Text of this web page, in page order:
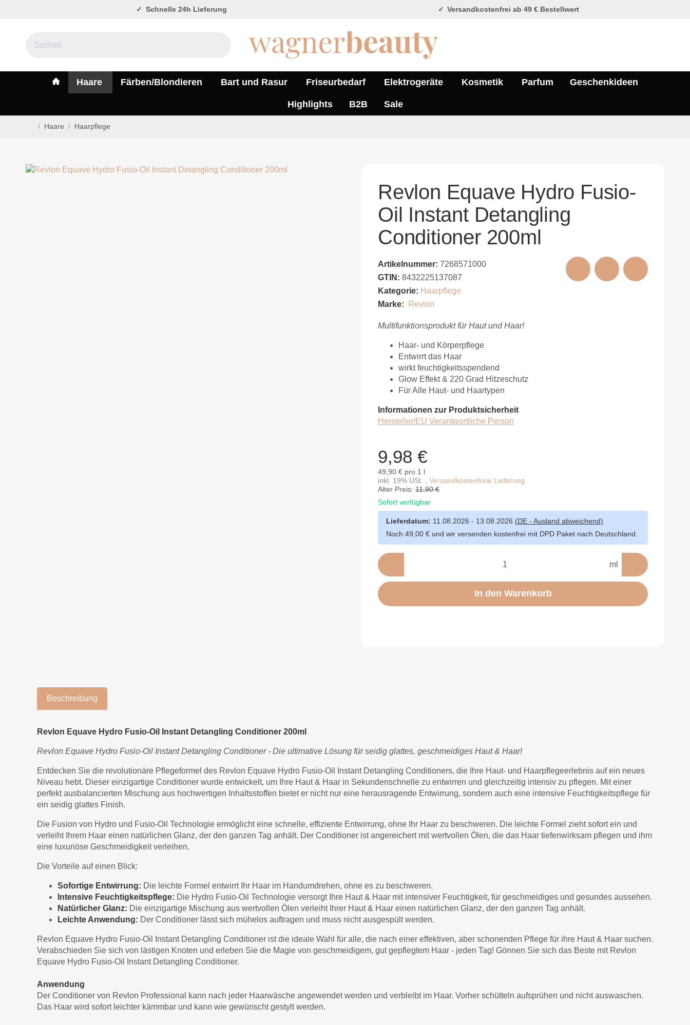
Schnelle 24h Lieferung Versandkostenfrei ab 49 € Bestellwert
#custom.linkHome#
Haare Färben/Blondieren Bart und Rasur Friseurbedarf Elektrogeräte Kosmetik Parfum Geschenkideen
Highlights B2B Sale
/ Haare / Haarpflege
Revlon Equave Hydro Fusio-
Oil Instant Detangling
Conditioner 200ml
Artikelnummer: 7268571000
GTIN: 8432225137087
Kategorie: Haarpflege
Marke:
Revlon
Multifunktionsprodukt für Haut und Haar!
Haar- und Körperpflege
Entwirrt das Haar
wirkt feuchtigkeitsspendend
Glow Effekt & 220 Grad Hitzeschutz
Für Alle Haut- und Haartypen
Informationen zur Produktsicherheit
Hersteller/EU Verantwortliche Person
9,98 €
49,90 € pro 1 l
inkl. 19% USt. , Versandkostenfreie Lieferung
Alter Preis: 11,90 €
Sofort verfügbar
Lieferdatum: 11.08.2026 - 13.08.2026 (DE - Ausland abweichend)
Noch 49,00 € und wir versenden kostenfrei mit DPD Paket nach Deutschland.
ml
In den Warenkorb
Beschreibung
Revlon Equave Hydro Fusio-Oil Instant Detangling Conditioner 200ml
Revlon Equave Hydro Fusio-Oil Instant Detangling Conditioner - Die ultimative Lösung für seidig glattes, geschmeidiges Haut & Haar!
Entdecken Sie die revolutionäre Pflegeformel des Revlon Equave Hydro Fusio-Oil Instant Detangling Conditioners, die Ihre Haut- und Haarpflegeerlebnis auf ein neues
Niveau hebt. Dieser einzigartige Conditioner wurde entwickelt, um Ihre Haut & Haar in Sekundenschnelle zu entwirren und gleichzeitig intensiv zu pflegen. Mit einer
perfekt ausbalancierten Mischung aus hochwertigen Inhaltsstoffen bietet er nicht nur eine herausragende Entwirrung, sondern auch eine intensive Feuchtigkeitspflege für
ein seidig glattes Finish.
Die Fusion von Hydro und Fusio-Oil Technologie ermöglicht eine schnelle, effiziente Entwirrung, ohne Ihr Haar zu beschweren. Die leichte Formel zieht sofort ein und
verleiht Ihrem Haar einen natürlichen Glanz, der den ganzen Tag anhält. Der Conditioner ist angereichert mit wertvollen Ölen, die das Haar tiefenwirksam pflegen und ihm
eine luxuriöse Geschmeidigkeit verleihen.
Die Vorteile auf einen Blick:
Sofortige Entwirrung: Die leichte Formel entwirrt Ihr Haar im Handumdrehen, ohne es zu beschweren.
Intensive Feuchtigkeitspflege: Die Hydro Fusio-Oil Technologie versorgt Ihre Haut & Haar mit intensiver Feuchtigkeit, für geschmeidiges und gesundes aussehen.
Natürlicher Glanz: Die einzigartige Mischung aus wertvollen Ölen verleiht Ihrer Haut & Haar einen natürlichen Glanz, der den ganzen Tag anhält.
Leichte Anwendung: Der Conditioner lässt sich mühelos auftragen und muss nicht ausgespült werden.
Revlon Equave Hydro Fusio-Oil Instant Detangling Conditioner ist die ideale Wahl für alle, die nach einer effektiven, aber schonenden Pflege für ihre Haut & Haar suchen.
Verabschieden Sie sich von lästigen Knoten und erleben Sie die Magie von geschmeidigem, gut gepflegtem Haar - jeden Tag! Gönnen Sie sich das Beste mit Revlon
Equave Hydro Fusio-Oil Instant Detangling Conditioner.
Anwendung
Der Conditioner von Revlon Professional kann nach jeder Haarwäsche angewendet werden und verbleibt im Haar. Vorher schütteln aufsprühen und nicht auswaschen.
Das Haar wird sofort leichter kämmbar und kann wie gewünscht gestylt werden.